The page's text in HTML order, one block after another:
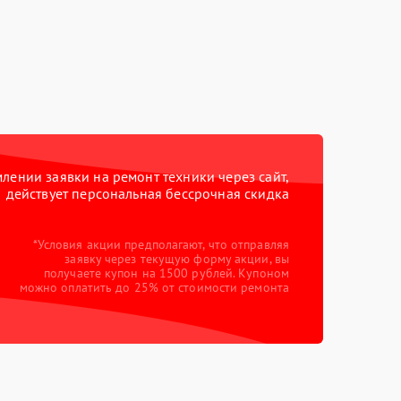
заявки на ремонт техники через сайт,
действует персональная бессрочная скидка
*Условия акции предполагают, что отправляя
заявку через текущую форму акции, вы
получаете купон на 1500 рублей. Купоном
можно оплатить до 25% от стоимости ремонта